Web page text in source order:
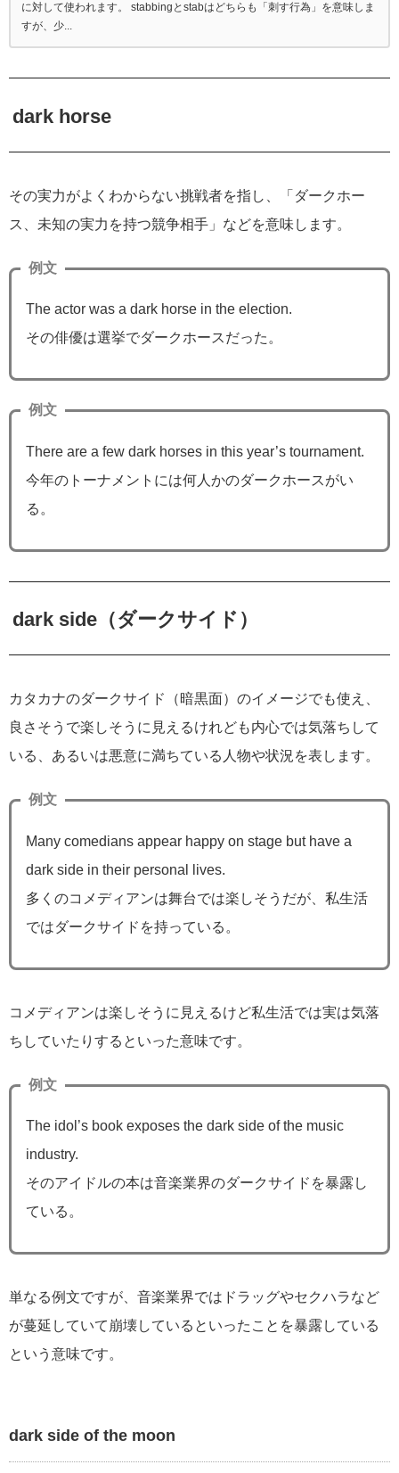
に対して使われます。 stabbingとstabはどちらも「刺す行為」を意味しま
すが、少...
dark horse
その実力がよくわからない挑戦者を指し、「ダークホー
ス、未知の実力を持つ競争相手」などを意味します。
例文
The actor was a dark horse in the election.
その俳優は選挙でダークホースだった。
例文
There are a few dark horses in this year’s tournament.
今年のトーナメントには何人かのダークホースがい
る。
dark side（ダークサイド）
カタカナのダークサイド（暗黒面）のイメージでも使え、
良さそうで楽しそうに見えるけれども内心では気落ちして
いる、あるいは悪意に満ちている人物や状況を表します。
例文
Many comedians appear happy on stage but have a
dark side in their personal lives.
多くのコメディアンは舞台では楽しそうだが、私生活
ではダークサイドを持っている。
コメディアンは楽しそうに見えるけど私生活では実は気落
ちしていたりするといった意味です。
例文
The idol’s book exposes the dark side of the music
industry.
そのアイドルの本は音楽業界のダークサイドを暴露し
ている。
単なる例文ですが、音楽業界ではドラッグやセクハラなど
が蔓延していて崩壊しているといったことを暴露している
という意味です。
dark side of the moon